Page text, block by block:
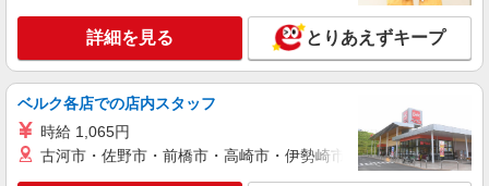
詳細を見る とりあえずキープ
ベルク各店での店内スタッフ
時給 1,065円
古河市・佐野市・前橋市・高崎市・伊勢崎市・太田市・館林市